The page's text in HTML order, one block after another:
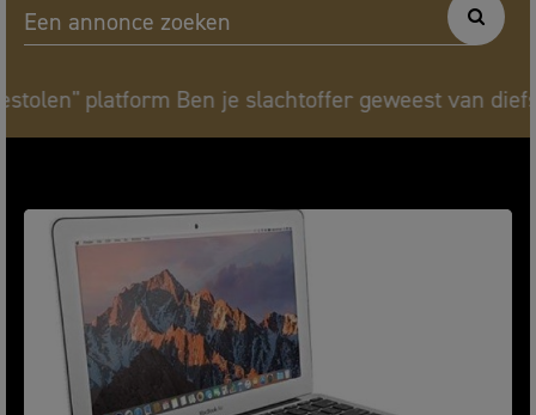
Een annonce zoeken
Ben je slachtoffer geweest van diefstal ? Deel